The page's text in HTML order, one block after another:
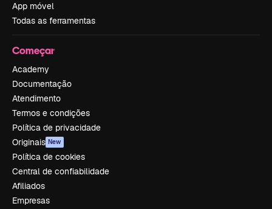
App móvel
Todas as ferramentas
Começar
Academy
Documentação
Atendimento
Termos e condições
Política de privacidade
Originais New
Política de cookies
Central de confiabilidade
Afiliados
Empresas